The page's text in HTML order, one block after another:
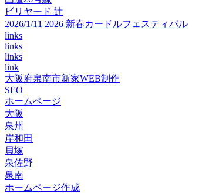
ビリヤード 辻
2026/1/11 2026 新春カードルフェスティバル
links
links
links
link
大阪府泉南市新家WEB制作
SEO
ホームページ
大阪
泉州
岸和田
貝塚
泉佐野
泉南
ホームページ作成